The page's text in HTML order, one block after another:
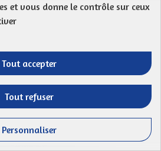
la catégorie : L'attractivité
de l'Alsace et de ses
MOBILITÉ
VOIR LA PROPOSITION
et vous donne le contrôle sur ceux
Tout accepter
Tout refuser
Personnaliser